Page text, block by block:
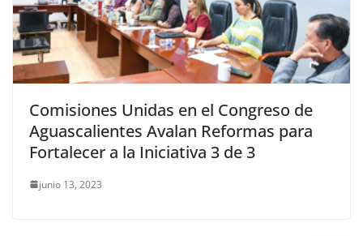
Comisiones Unidas en el Congreso de
Aguascalientes Avalan Reformas para
Fortalecer a la Iniciativa 3 de 3
junio 13, 2023